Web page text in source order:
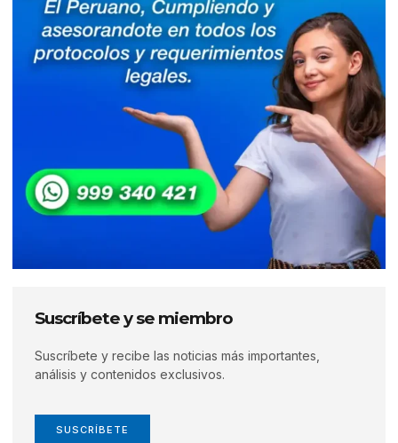
Suscríbete y se miembro
Suscríbete y recibe las noticias más importantes,
análisis y contenidos exclusivos.
SUSCRÍBETE